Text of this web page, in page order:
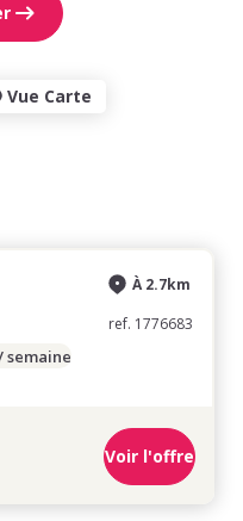
Vue Carte
À 2.7km
ref. 1776683
semaine
Voir l'offre